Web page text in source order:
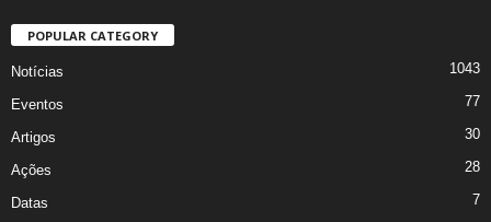
POPULAR CATEGORY
Notícias 1043
Eventos 77
Artigos 30
Ações 28
Datas 7